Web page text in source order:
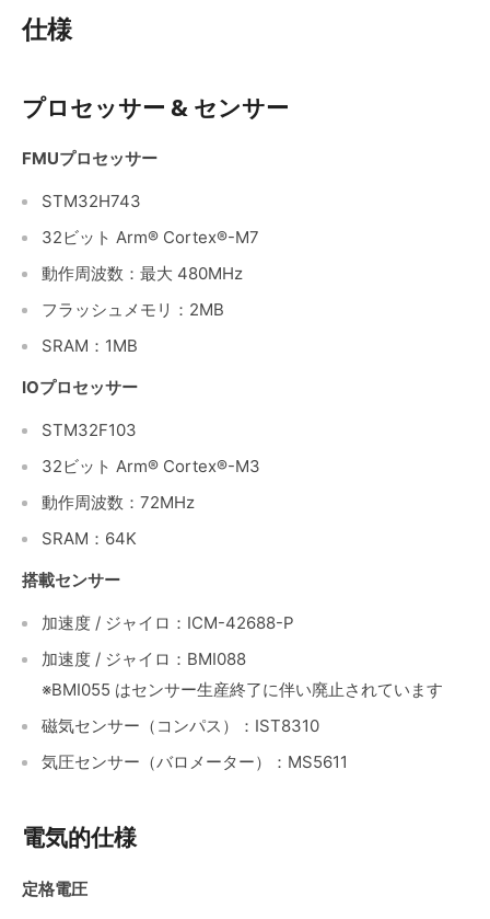
仕様
プロセッサー & センサー
FMUプロセッサー
STM32H743
32ビット Arm® Cortex®-M7
動作周波数：最大 480MHz
フラッシュメモリ：2MB
SRAM：1MB
IOプロセッサー
STM32F103
32ビット Arm® Cortex®-M3
動作周波数：72MHz
SRAM：64K
搭載センサー
加速度 / ジャイロ：ICM-42688-P
加速度 / ジャイロ：BMI088
※BMI055 はセンサー生産終了に伴い廃止されています
磁気センサー（コンパス）：IST8310
気圧センサー（バロメーター）：MS5611
電気的仕様
定格電圧